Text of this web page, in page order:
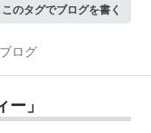
このタグでブログを書く
ログ
」